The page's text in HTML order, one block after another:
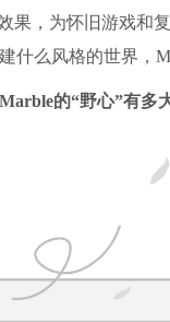
果，为怀旧游戏和
什么风格的世界，
的“野心”有多